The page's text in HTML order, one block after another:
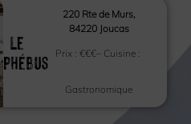
Le
phébus
220 Rte de Murs,
84220 Joucas
Prix : €€€– Cuisine :
Gastronomique